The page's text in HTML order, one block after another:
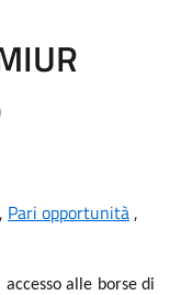
, Pari opportunità,
alle borse di